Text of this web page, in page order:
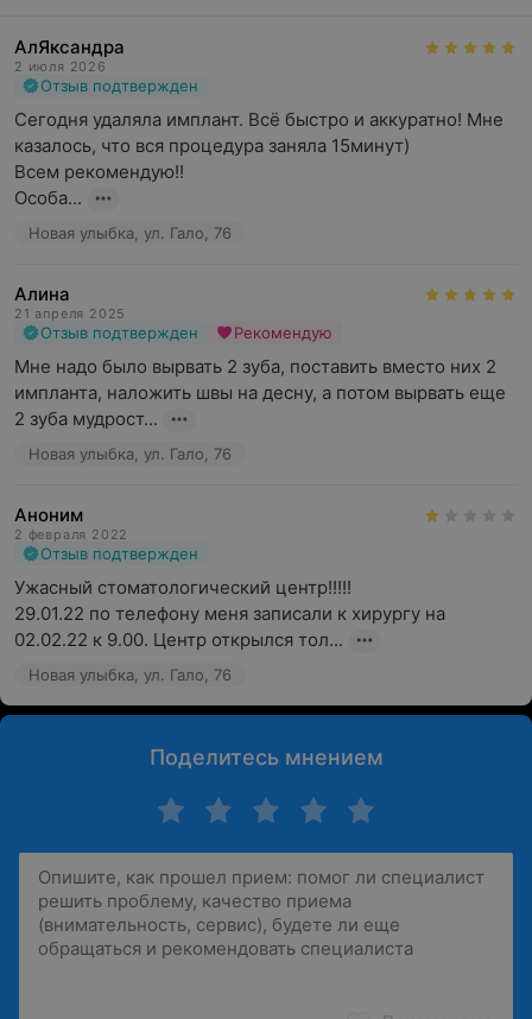
АлЯксандра
2 июля 2026
Отзыв подтвержден
Сегодня удаляла имплант. Всё быстро и аккуратно! Мне
казалось, что вся процедура заняла 15минут)
Всем рекомендую!!
Особа...
Новая улыбка, ул. Гало, 76
Алина
21 апреля 2025
Отзыв подтвержден Рекомендую
Мне надо было вырвать 2 зуба, поставить вместо них 2
импланта, наложить швы на десну, а потом вырвать еще
2 зуба мудрост...
Новая улыбка, ул. Гало, 76
Аноним
2 февраля 2022
Отзыв подтвержден
Ужасный стоматологический центр!!!!!
29.01.22 по телефону меня записали к хирургу на
02.02.22 к 9.00. Центр открылся тол...
Новая улыбка, ул. Гало, 76
Поделитесь мнением